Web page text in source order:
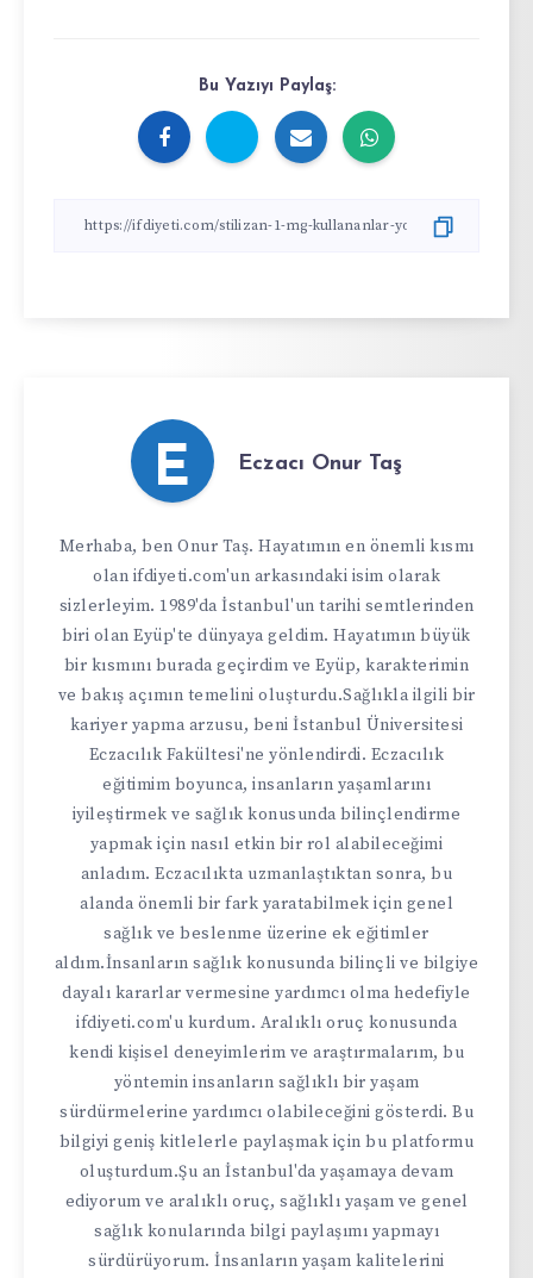
Bu Yazıyı Paylaş:
E Eczacı Onur Taş
Merhaba, ben Onur Taş. Hayatımın en önemli kısmı
olan ifdiyeti.com'un arkasındaki isim olarak
sizlerleyim. 1989'da İstanbul'un tarihi semtlerinden
biri olan Eyüp'te dünyaya geldim. Hayatımın büyük
bir kısmını burada geçirdim ve Eyüp, karakterimin
ve bakış açımın temelini oluşturdu.Sağlıkla ilgili bir
kariyer yapma arzusu, beni İstanbul Üniversitesi
Eczacılık Fakültesi'ne yönlendirdi. Eczacılık
eğitimim boyunca, insanların yaşamlarını
iyileştirmek ve sağlık konusunda bilinçlendirme
yapmak için nasıl etkin bir rol alabileceğimi
anladım. Eczacılıkta uzmanlaştıktan sonra, bu
alanda önemli bir fark yaratabilmek için genel
sağlık ve beslenme üzerine ek eğitimler
aldım.İnsanların sağlık konusunda bilinçli ve bilgiye
dayalı kararlar vermesine yardımcı olma hedefiyle
ifdiyeti.com'u kurdum. Aralıklı oruç konusunda
kendi kişisel deneyimlerim ve araştırmalarım, bu
yöntemin insanların sağlıklı bir yaşam
sürdürmelerine yardımcı olabileceğini gösterdi. Bu
bilgiyi geniş kitlelerle paylaşmak için bu platformu
oluşturdum.Şu an İstanbul'da yaşamaya devam
ediyorum ve aralıklı oruç, sağlıklı yaşam ve genel
sağlık konularında bilgi paylaşımı yapmayı
sürdürüyorum. İnsanların yaşam kalitelerini